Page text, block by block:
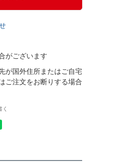
がございます
が国外住所またはご自宅
ご注文をお断りする場合
く